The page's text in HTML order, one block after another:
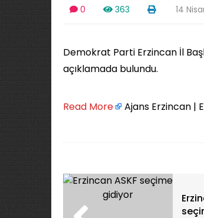
0 363 14
Demokrat Parti Erzincan İl
açıklamada bulundu.
Read More Ajans Erzincan |